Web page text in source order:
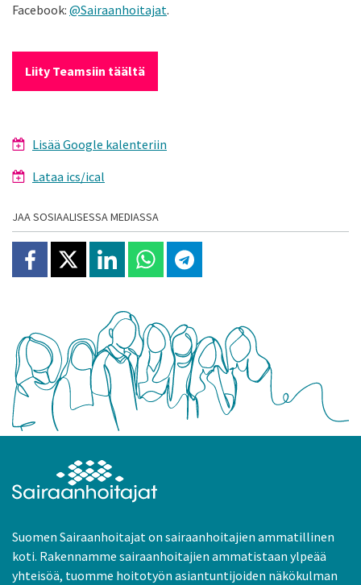
Facebook: @Sairaanhoitajat.
Liity Teamsiin täältä
Lisää Google kalenteriin
Lataa ics/ical
JAA SOSIAALISESSA MEDIASSA
Jaa Facebookissa
Jaa X:ssäJaa Linkedinissä
Jaa Whatsappissa
Jaa Telegramissa
Suomen Sairaanhoitajat on sairaanhoitajien ammatillinen
koti. Rakennamme sairaanhoitajien ammatistaan ylpeää
yhteisöä, tuomme hoitotyön asiantuntijoiden näkökulman